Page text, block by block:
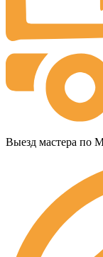
Выезд мастера по